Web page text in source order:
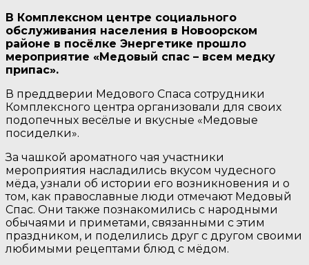
В Комплексном центре социального
обслуживания населения в Новоорском
районе в посёлке Энергетике прошло
мероприятие «Медовый спас – всем медку
припас».
В преддверии Медового Спаса сотрудники
Комплексного центра организовали для своих
подопечных весёлые и вкусные «Медовые
посиделки».
За чашкой ароматного чая участники
мероприятия насладились вкусом чудесного
мёда, узнали об истории его возникновения и о
том, как православные люди отмечают Медовый
Спас. Они также познакомились с народными
обычаями и приметами, связанными с этим
праздником, и поделились друг с другом своими
любимыми рецептами блюд с мёдом.